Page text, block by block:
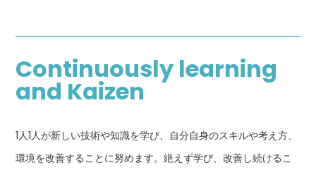
Continuously learning
and Kaizen
1人1人が新しい技術や知識を学び、自分自身のスキルや考え方、
環境を改善することに努めます。絶えず学び、改善し続けるこ